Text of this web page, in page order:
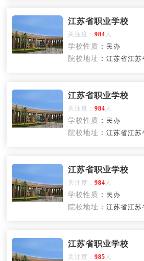
江苏省职业学校
关注度：984 人
学校性质 ： 民办
院校地址 ：江苏省江苏
江苏省职业学校
关注度：984 人
学校性质 ： 民办
院校地址 ：江苏省江苏
江苏省职业学校
关注度：984 人
学校性质 ： 民办
院校地址 ：江苏省江苏
江苏省职业学校
关注度：985 人